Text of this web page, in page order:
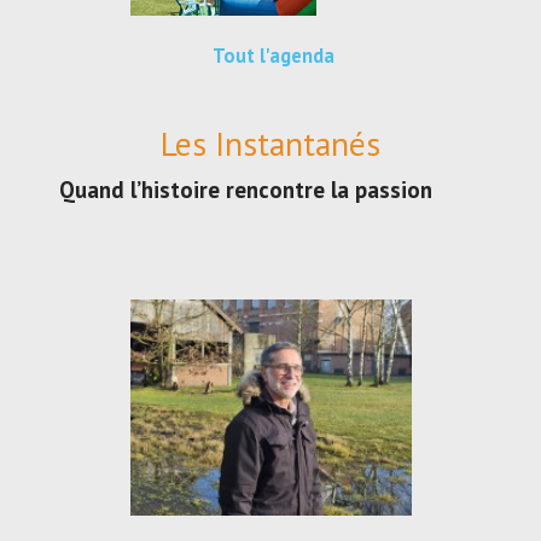
Tout l'agenda
Les Instantanés
Quand l’histoire rencontre la passion